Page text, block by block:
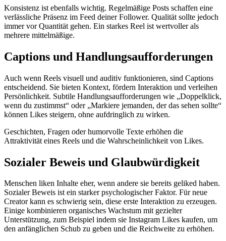
Konsistenz ist ebenfalls wichtig. Regelmäßige Posts schaffen eine
verlässliche Präsenz im Feed deiner Follower. Qualität sollte jedoch
immer vor Quantität gehen. Ein starkes Reel ist wertvoller als
mehrere mittelmäßige.
Captions und Handlungsaufforderungen
Auch wenn Reels visuell und auditiv funktionieren, sind Captions
entscheidend. Sie bieten Kontext, fördern Interaktion und verleihen
Persönlichkeit. Subtile Handlungsaufforderungen wie „Doppelklick,
wenn du zustimmst“ oder „Markiere jemanden, der das sehen sollte“
können Likes steigern, ohne aufdringlich zu wirken.
Geschichten, Fragen oder humorvolle Texte erhöhen die
Attraktivität eines Reels und die Wahrscheinlichkeit von Likes.
Sozialer Beweis und Glaubwürdigkeit
Menschen liken Inhalte eher, wenn andere sie bereits geliked haben.
Sozialer Beweis ist ein starker psychologischer Faktor. Für neue
Creator kann es schwierig sein, diese erste Interaktion zu erzeugen.
Einige kombinieren organisches Wachstum mit gezielter
Unterstützung, zum Beispiel indem sie Instagram Likes kaufen, um
den anfänglichen Schub zu geben und die Reichweite zu erhöhen.